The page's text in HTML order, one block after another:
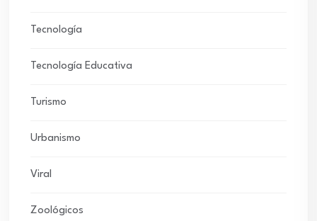
Tecnología
Tecnología Educativa
Turismo
Urbanismo
Viral
Zoológicos